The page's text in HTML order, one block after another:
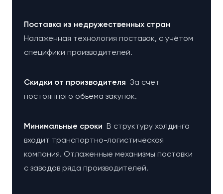
Поставка из недружественных стран
Налаженная технология поставок, с учётом
специфики производителей.
Cкидки от производителя За счет
постоянного объема закупок.
Минимальные сроки В структуру холдинга
входит транспортно-логистическая
компания. Отлаженные механизмы поставки
с заводов ряда производителей.